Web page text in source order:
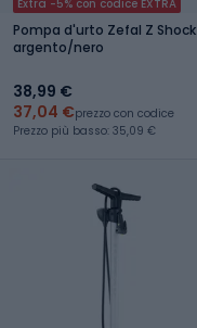
Extra -5% con codice EXTRA
Pompa d'urto Zefal Z Shock
argento/nero
38,99 €
37,04 €prezzo con codice
Prezzo più basso: 35,09 €